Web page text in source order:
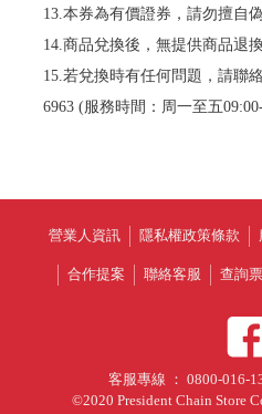
13.本券為有價證券，請勿擅自
14.商品兌換後，無提供商品退換
15.若兌換時有任何問題，請聯
6963 (服務時間：周一至五
營業人資訊 隱私權政策條款
合作提案 聯絡客服 查詢
客服專線 ： 0800-016-
©2020 President Chain Store